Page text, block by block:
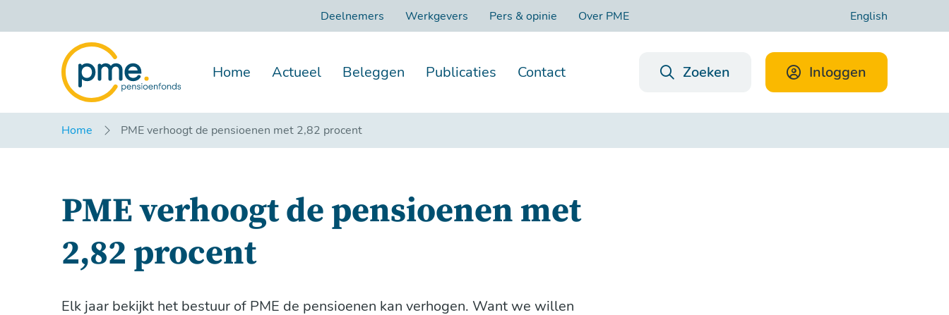
naar
Deelnemers Werkgevers Pers & opinie Over PME English
Home Actueel Beleggen Publicaties Contact Zoeken Inloggen
Home PME verhoogt de pensioenen met 2,82 procent
PME verhoogt de pensioenen met
2,82 procent
Elk jaar bekijkt het bestuur of PME de pensioenen kan verhogen. Want we willen